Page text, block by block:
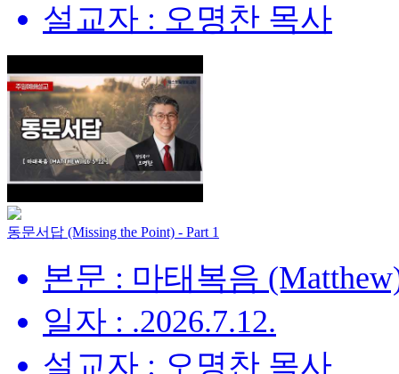
설교자 : 오명찬 목사
동문서답 (Missing the Point) - Part 1
본문 : 마태복음
일자 : .2026.7.12.
설교자 : 오명찬 목사